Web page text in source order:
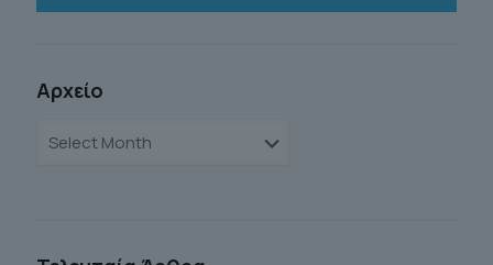
Αρχείο